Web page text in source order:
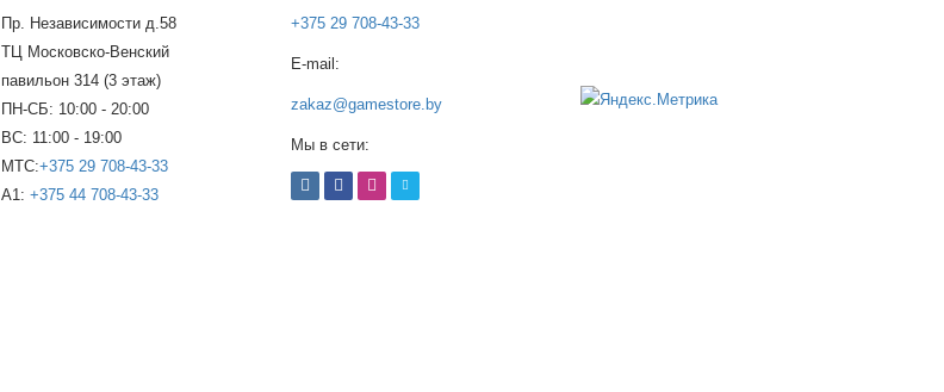
Пр. Независимости д.58
ТЦ Московско-Венский
павильон 314 (3 этаж)
ПН-СБ: 10:00 - 20:00
ВС: 11:00 - 19:00
МТС:+375 29 708-43-33
A1:+375 44 708-43-33
+375 29 708-43-33
E-mail:
zakaz@gamestore.by
Мы в сети: